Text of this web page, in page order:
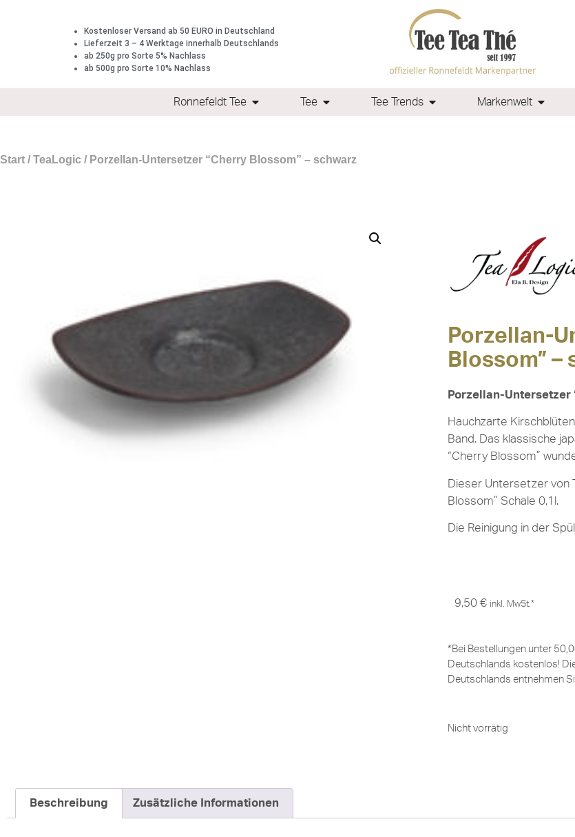
Kostenloser Versand ab 50 EURO in Deutschland
Lieferzeit 3 – 4 Werktage innerhalb Deutschlands
ab 250g pro Sorte 5% Nachlass
ab 500g pro Sorte 10% Nachlass
Ronnefeldt Tee Tee Tee Trends Markenwelt
Start / TeaLogic / Porzellan-Untersetzer “Cherry Blossom” – schwarz
Porzellan-
Blossom” –
Porzellan-Untersetzer
Hauchzarte
Band. Das klassische
“Cherry Blossom”
Dieser Untersetzer von
Blossom” Schale 0,1l.
Die Reinigung in der
9,50 € inkl. MwSt.*
*Bei Bestellungen unter
Deutschlands kostenlos!
Deutschlands entnehmen
Nicht vorrätig
Beschreibung Zusätzliche Informationen